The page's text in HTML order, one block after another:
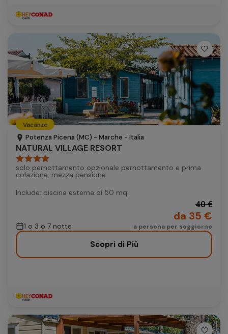
Vacanze
Potenza Picena (MC) - Marche - Italia
NATURAL VILLAGE RESORT
solo pernottamento opzionale pernottamento e prima
colazione, mezza pensione
Include: piscina esterna di 50 mq
1 o 3 o 7 notte
40 €
da 35 €
a persona per soggiorno
Scopri di Più